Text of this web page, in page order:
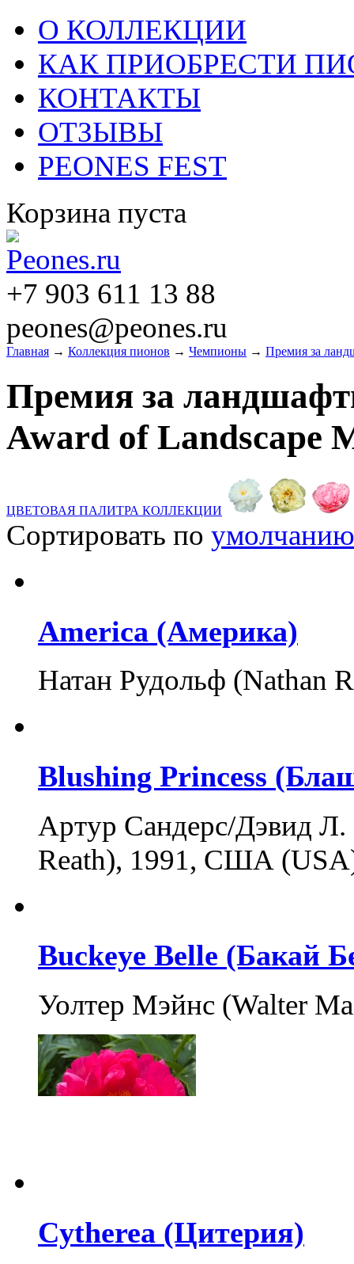
О КОЛЛЕКЦИИ
КАК ПРИОБРЕСТИ
КОНТАКТЫ
ОТЗЫВЫ
PEONES FEST
Корзина пуста
+7 903 611 13 88
peones@peones.ru
Главная → Коллекция пионов → Чемпионы → Премия за
Премия за
Award of Landscape
ЦВЕТОВАЯ ПАЛИТРА КОЛЛЕКЦИИ
Сортировать по умолчанию
America (Америка)
Натан Рудольф
Blushing Princess
Артур Сандерс/Дэвид
Reath), 1991, США
Buckeye Belle (Бакай
Уолтер Мэйнс (Walter
Cytherea (Цитерия)